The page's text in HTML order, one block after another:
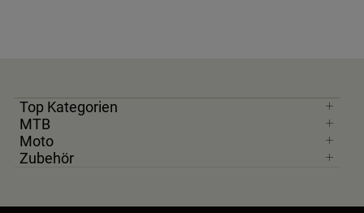
Top Kategorien
MTB
Moto
Zubehör